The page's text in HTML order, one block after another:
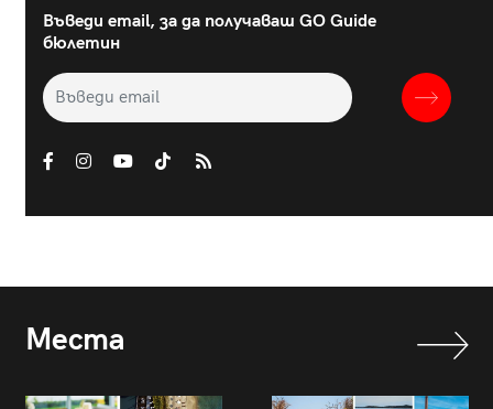
Въведи email, за да получаваш GO Guide
бюлетин
Места